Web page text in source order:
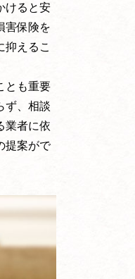
けると安
害保険を
抑えるこ
とも重要
ず、相談
業者に依
提案がで